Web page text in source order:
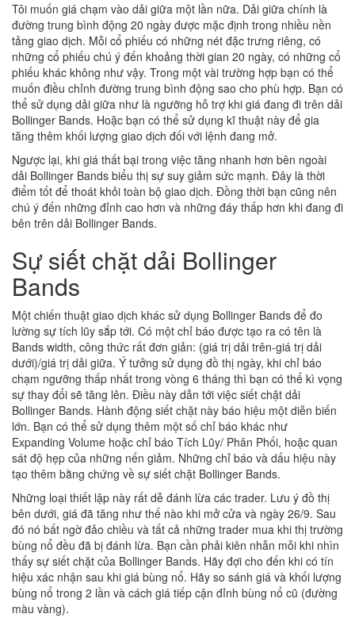
Tôi muốn giá chạm vào dải giữa một lần nữa. Dải giữa chính là
đường trung bình động 20 ngày được mặc định trong nhiều nền
tảng giao dịch. Mỗi cổ phiếu có những nét đặc trưng riêng, có
những cổ phiếu chú ý đến khoảng thời gian 20 ngày, có những cổ
phiếu khác không như vậy. Trong một vài trường hợp bạn có thể
muốn điều chỉnh đường trung bình động sao cho phù hợp. Bạn có
thể sử dụng dải giữa như là ngưỡng hỗ trợ khi giá đang đi trên dải
Bollinger Bands. Hoặc bạn có thể sử dụng kĩ thuật này để gia
tăng thêm khối lượng giao dịch đối với lệnh đang mở.
Ngược lại, khi giá thất bại trong việc tăng nhanh hơn bên ngoài
dải Bollinger Bands biểu thị sự suy giảm sức mạnh. Đây là thời
điểm tốt để thoát khỏi toàn bộ giao dịch. Đồng thời bạn cũng nên
chú ý đến những đỉnh cao hơn và những đáy thấp hơn khi đang đi
bên trên dải Bollinger Bands.
Sự siết chặt dải Bollinger
Bands
Một chiến thuật giao dịch khác sử dụng Bollinger Bands để đo
lường sự tích lũy sắp tới. Có một chỉ báo được tạo ra có tên là
Bands width, công thức rất đơn giản: (giá trị dải trên-giá trị dải
dưới)/giá trị dải giữa. Ý tưởng sử dụng đồ thị ngày, khi chỉ báo
chạm ngưỡng thấp nhất trong vòng 6 tháng thì bạn có thể kì vọng
sự thay đổi sẽ tăng lên. Điều này dẫn tới việc siết chặt dải
Bollinger Bands. Hành động siết chặt này báo hiệu một diễn biến
lớn. Bạn có thể sử dụng thêm một số chỉ báo khác như
Expanding Volume hoặc chỉ báo Tích Lũy/ Phân Phối, hoặc quan
sát độ hẹp của những nến giảm. Những chỉ báo và dấu hiệu này
tạo thêm bằng chứng về sự siết chặt Bollinger Bands.
Những loại thiết lập này rất dễ đánh lừa các trader. Lưu ý đồ thị
bên dưới, giá đã tăng như thế nào khi mở cửa và ngày 26/9. Sau
đó nó bất ngờ đảo chiều và tất cả những trader mua khi thị trường
bùng nổ đều đã bị đánh lừa. Bạn cần phải kiên nhẫn mỗi khi nhìn
thấy sự siết chặt của Bollinger Bands. Hãy đợi cho đến khi có tín
hiệu xác nhận sau khi giá bùng nổ. Hãy so sánh giá và khối lượng
bùng nổ trong 2 lần và cách giá tiếp cận đỉnh bùng nổ cũ (đường
màu vàng).